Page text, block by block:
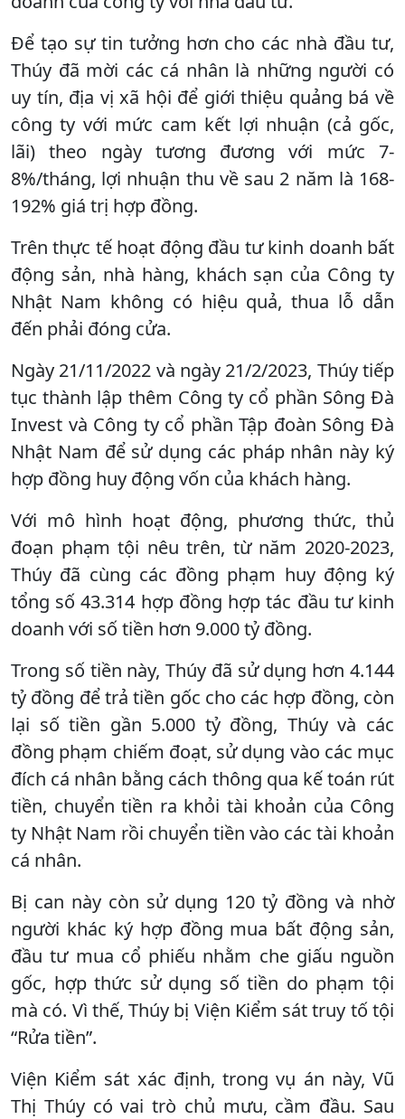
Để tạo sự tin tưởng hơn cho các nhà đầu tư,
Thúy đã mời các cá nhân là những người có
uy tín, địa vị xã hội để giới thiệu quảng bá về
công ty với mức cam kết lợi nhuận (cả gốc,
lãi) theo ngày tương đương với mức 7-
8%/tháng, lợi nhuận thu về sau 2 năm là 168-
192% giá trị hợp đồng.
Trên thực tế hoạt động đầu tư kinh doanh bất
động sản, nhà hàng, khách sạn của Công ty
Nhật Nam không có hiệu quả, thua lỗ dẫn
đến phải đóng cửa.
Ngày 21/11/2022 và ngày 21/2/2023, Thúy tiếp
tục thành lập thêm Công ty cổ phần Sông Đà
Invest và Công ty cổ phần Tập đoàn Sông Đà
Nhật Nam để sử dụng các pháp nhân này ký
hợp đồng huy động vốn của khách hàng.
Với mô hình hoạt động, phương thức, thủ
đoạn phạm tội nêu trên, từ năm 2020-2023,
Thúy đã cùng các đồng phạm huy động ký
tổng số 43.314 hợp đồng hợp tác đầu tư kinh
doanh với số tiền hơn 9.000 tỷ đồng.
Trong số tiền này, Thúy đã sử dụng hơn 4.144
tỷ đồng để trả tiền gốc cho các hợp đồng, còn
lại số tiền gần 5.000 tỷ đồng, Thúy và các
đồng phạm chiếm đoạt, sử dụng vào các mục
đích cá nhân bằng cách thông qua kế toán rút
tiền, chuyển tiền ra khỏi tài khoản của Công
ty Nhật Nam rồi chuyển tiền vào các tài khoản
cá nhân.
Bị can này còn sử dụng 120 tỷ đồng và nhờ
người khác ký hợp đồng mua bất động sản,
đầu tư mua cổ phiếu nhằm che giấu nguồn
gốc, hợp thức sử dụng số tiền do phạm tội
mà có. Vì thế, Thúy bị Viện Kiểm sát truy tố tội
“Rửa tiền”.
Viện Kiểm sát xác định, trong vụ án này, Vũ
Thị Thúy có vai trò chủ mưu, cầm đầu. Sau